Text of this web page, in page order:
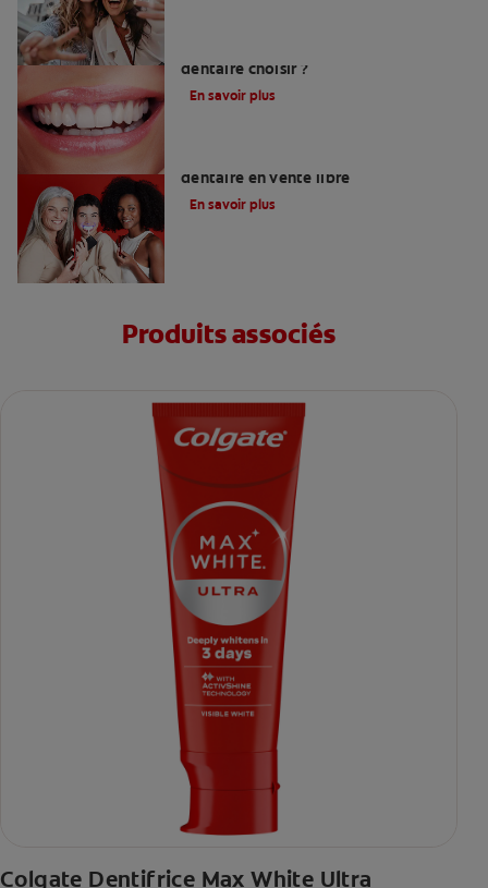
dentaire choisir ?
En savoir plus
dentaire en vente libre
En savoir plus
Produits associés
Colgate Dentifrice Max White Ultra